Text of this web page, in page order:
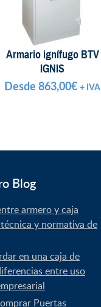
Armario ignífugo BTV
IGNIS
Desde863,00€ + IVA
Blog
armero y caja
y normativa de
en una caja de
entre uso
Puertas